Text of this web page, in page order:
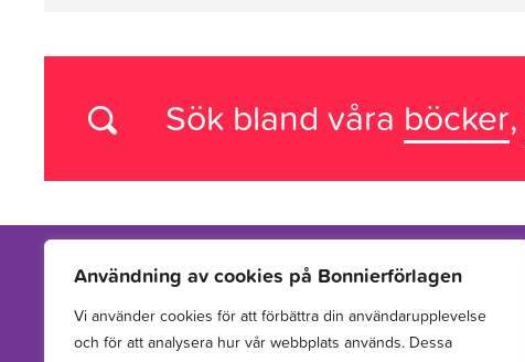
Användning av cookies på Bonnierförlagen
Vi använder cookies för att förbättra din användarupplevelse
och för att analysera hur vår webbplats används. Dessa
Sök bland våra böcker,
Vi arbetar med att hitta, utveckla, publicera och sprida